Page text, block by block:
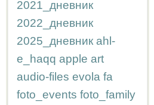
2021_дневник
2022_дневник
2025_дневник ahl-
e_haqq apple art
audio-files evola fa
foto_events foto_family